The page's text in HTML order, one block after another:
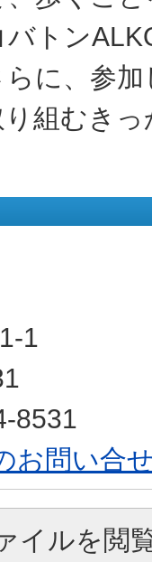
トン
に、参
組むき
1
8531
お問い合
イルを閲